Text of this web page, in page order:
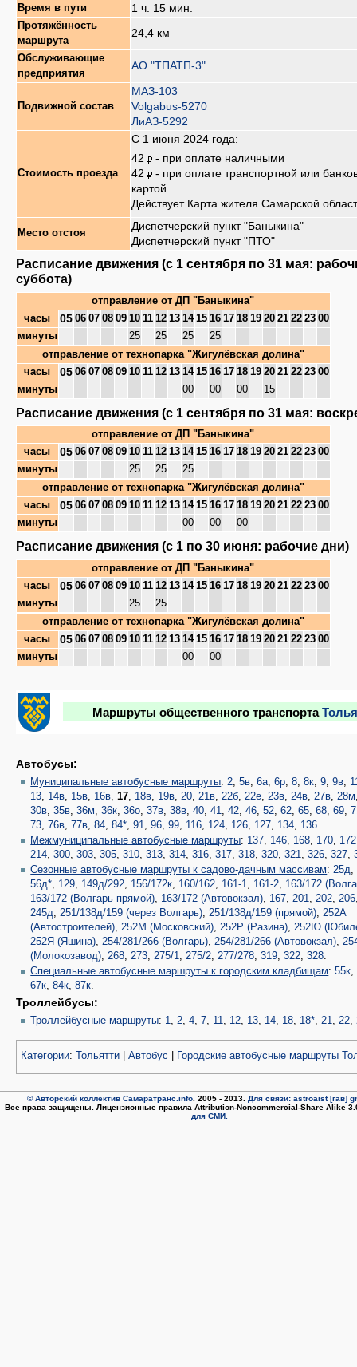
Время в пути 1 ч. 15 мин.
Протяжённость
маршрута
24,4 км
Обслуживающие
предприятия
АО "ТПАТП-3"
Подвижной состав
МАЗ-103
Volgabus-5270
ЛиАЗ-5292
Стоимость проезда
С 1 июня 2024 года:
42
- при оплате наличными
42
- при оплате транспортной или
картой
Действует Карта жителя Самарской
Место отстоя
Диспетчерский пункт "Баныкина"
Диспетчерский пункт "ПТО"
Расписание движения (с 1 сентября по 31 мая:
суббота)
отправление от ДП "Баныкина"
часы
05 06 07 08 09 10 11 12 13 14 15 16 17 18 19 20 21 22 23 00
минуты
25 25 25
25
отправление от технопарка "Жигулёвская долина"
часы
05 06 07 08 09 10 11 12 13 14 15 16 17 18 19 20 21 22 23 00
минуты
00 00 00 15
Расписание движения (с 1 сентября по 31 мая:
отправление от ДП "Баныкина"
часы
05 06 07 08 09 10 11 12 13 14 15 16 17 18 19 20 21 22 23 00
минуты
25 25
25
отправление от технопарка "Жигулёвская долина"
часы
05 06 07 08 09 10 11 12 13 14 15 16 17 18 19 20 21 22 23 00
минуты
00 00 00
Расписание движения (с 1 по 30 июня: рабочие дни)
отправление от ДП "Баныкина"
часы
05 06 07 08 09 10 11 12 13 14 15 16 17 18 19 20 21 22 23 00
минуты
25
25
отправление от технопарка "Жигулёвская долина"
часы
05 06 07 08 09 10 11 12 13 14 15 16 17 18 19 20 21 22 23 00
минуты
00 00
Маршруты общественного транспорта
Автобусы:
Муниципальные автобусные маршруты:2,5в,6а,6р,8,8к,9,9в,
13, 14в, 15в, 16в,17, 18в, 19в,20,21в,22б,22е,23в,24в,27в,28м
30в,35в,36м,36к,36о,37в,38в,40,41,42,46,52,62,65,68,69,
73, 76в, 77в,84,84*,91,96,99, 116, 124, 126, 127, 134, 136.
Межмуниципальные автобусные маршруты: 137, 146, 168, 170, 172
214,300,303,305,310,313,314,316,317,318,320,321,326,327,
Сезонные автобусные маршруты к садово-дачным массивам:25д,
56д*, 129, 149д/292, 156/172к, 160/162, 161-1, 161-2, 163/172
163/172 (Волгарь прямой), 163/172 (Автовокзал), 167,201,202,206
245д,251/138д/159 (через Волгарь),251/138д/159 (прямой),252А
(Автостроителей),252М (Московский),252Р (Разина),252Ю
252Я (Яшина),254/281/266 (Волгарь),254/281/266 (Автовокзал),
(Молокозавод),268,273,275/1,275/2,277/278,319,322,328.
Специальные автобусные маршруты к городским кладбищам:55к,
67к,84к,87к.
Троллейбусы:
Троллейбусные маршруты: 1,2,4, 7, 11, 12, 13, 14, 18, 18*,21,22,
Категории: Тольятти Автобус Городские автобусные маршруты
© Авторский коллектив Самаратранс.info . 2005 - 2013. Для связи: astroaist [гав]
Все права защищены. Лицензионные правила Attribution-Noncommercial-Share Alike
для СМИ.